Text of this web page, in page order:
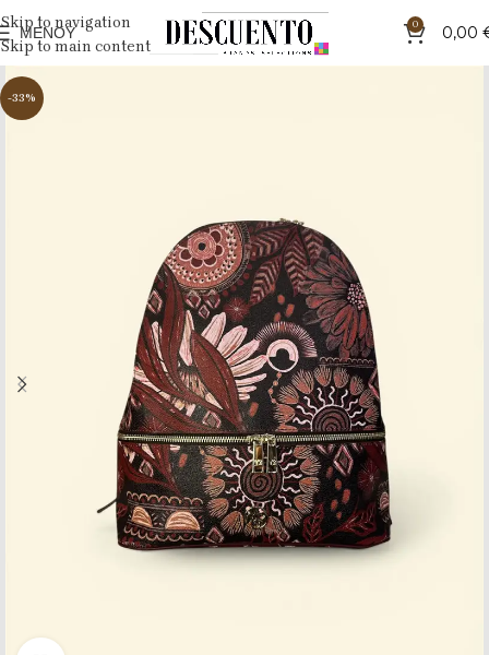
Skip to navigation
Skip to main content
ΜΕΝΟΎ 0 0,00
-33%